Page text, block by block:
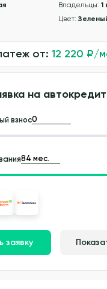
Владельцы: 1
Цвет:
от: 12 220 ₽/
на автокредит
взнос
заявку